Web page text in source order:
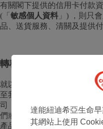
達能紐迪希亞生命
其網站上使用
有關閣下提供的信用卡付款
(「 敏感個人資料 」) ，則只
品、送貨服務、清關及提供付
轉移個人資料
就以上所載用途，閣下的個
至我們在香港境內或境外的
司，和達能及其關聯公司 (
們或達能集團公司委聘的承
產品及送貨服務的供應商(包